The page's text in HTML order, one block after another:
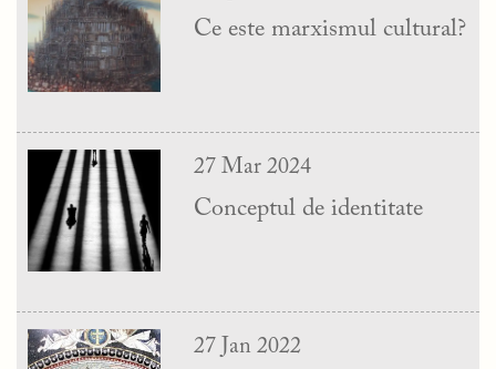
Ce este marxismul cultural?
27 Mar 2024
Conceptul de identitate
27 Jan 2022